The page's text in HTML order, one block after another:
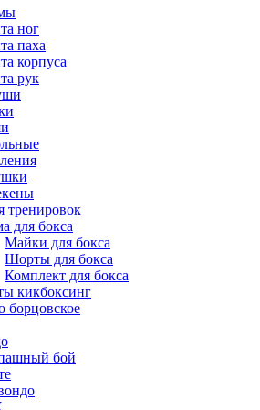
ног
паха
корпуса
рук
тренировок
для бокса
Майки для бокса
Шорты для бокса
Комплект для бокса
кикбоксинг
борцовское
бой